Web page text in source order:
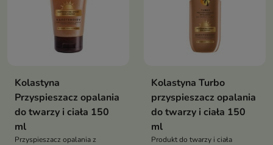
Kolastyna
Przyspieszacz opalania
do twarzy i ciała 150
ml
Przyspieszacz opalania z
Kolastyna Turbo
przyspieszacz opalania
do twarzy i ciała 150
ml
Produkt do twarzy i ciała